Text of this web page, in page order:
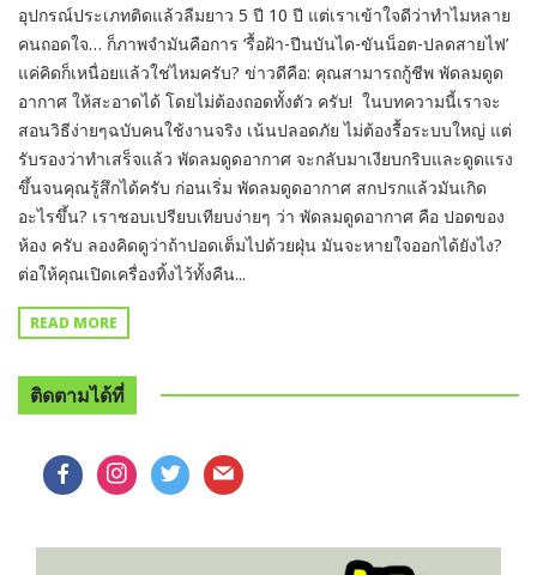
อุปกรณ์ประเภทติดแล้วลืมยาว 5 ปี 10 ปี แต่เราเข้าใจดีว่าทำไมหลาย
คนถอดใจ… ก็ภาพจำมันคือการ ‘รื้อฝ้า-ปีนบันได-ขันน็อต-ปลดสายไฟ’
แค่คิดก็เหนื่อยแล้วใช่ไหมครับ? ข่าวดีคือ: คุณสามารถกู้ชีพ พัดลมดูด
อากาศ ให้สะอาดได้ โดยไม่ต้องถอดทั้งตัว ครับ! ในบทความนี้เราจะ
สอนวิธีง่ายๆฉบับคนใช้งานจริง เน้นปลอดภัย ไม่ต้องรื้อระบบใหญ่ แต่
รับรองว่าทำเสร็จแล้ว พัดลมดูดอากาศ จะกลับมาเงียบกริบและดูดแรง
ขึ้นจนคุณรู้สึกได้ครับ ก่อนเริ่ม พัดลมดูดอากาศ สกปรกแล้วมันเกิด
อะไรขึ้น? เราชอบเปรียบเทียบง่ายๆ ว่า พัดลมดูดอากาศ คือ ปอดของ
ห้อง ครับ ลองคิดดูว่าถ้าปอดเต็มไปด้วยฝุ่น มันจะหายใจออกได้ยังไง?
ต่อให้คุณเปิดเครื่องทิ้งไว้ทั้งคืน...
READ MORE
ติดตามได้ที่
facebookinstagram
twitter mail